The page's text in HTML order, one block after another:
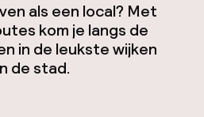
als een local? Met
kom je langs de
in de leukste wijken
de stad.